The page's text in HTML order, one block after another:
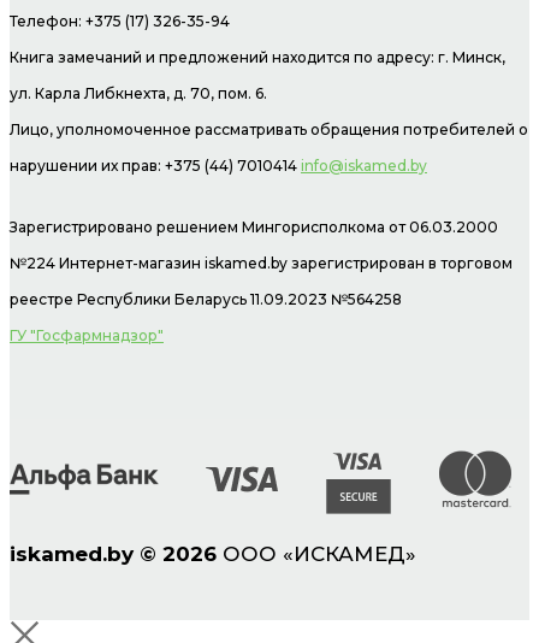
Телефон: +375 (17) 326-35-94
Книга замечаний и предложений находится по адресу: г. Минск,
ул. Карла Либкнехта, д. 70, пом. 6.
Лицо, уполномоченное рассматривать обращения потребителей о
нарушении их прав: +375 (44) 7010414 info@iskamed.by
Зарегистрировано решением Мингорисполкома от 06.03.2000
№224 Интернет-магазин iskamed.by зарегистрирован в торговом
реестре Республики Беларусь 11.09.2023 №564258
ГУ "Госфармнадзор"
iskamed.by © 2026 ООО «ИСКАМЕД»